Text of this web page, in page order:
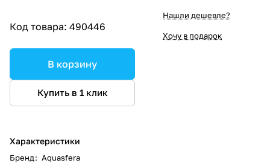
Код товара: 490446
В корзину
Купить в 1 клик
Характеристики
Бренд: Aquasfera
Нашли дешевле?
Хочу в подарок